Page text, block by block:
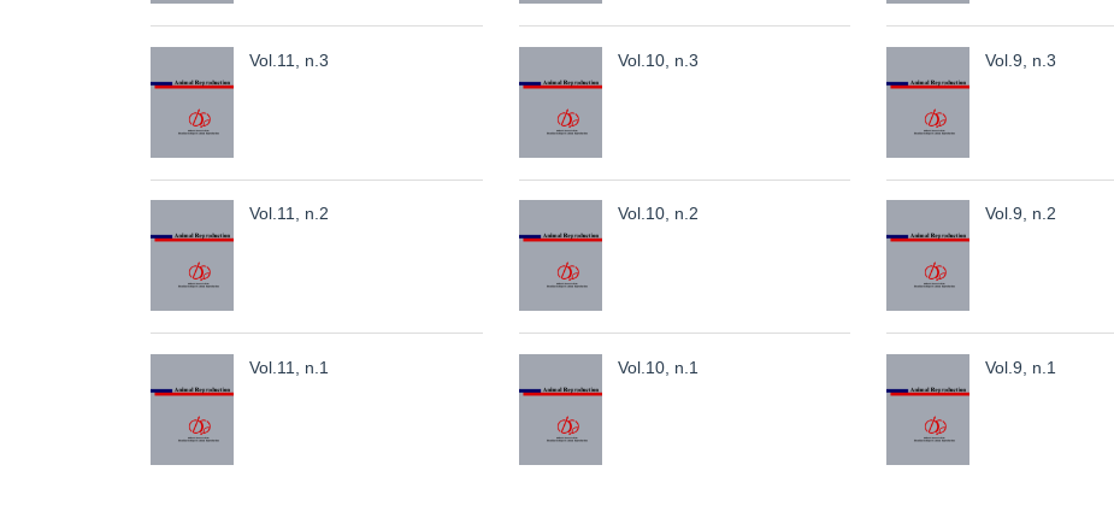
Vol.11, n.3
Vol.11, n.2
Vol.11, n.1
Vol.10, n.3
Vol.10, n.2
Vol.10, n.1
Vol.9, n.3
Vol.9, n.2
Vol.9, n.1